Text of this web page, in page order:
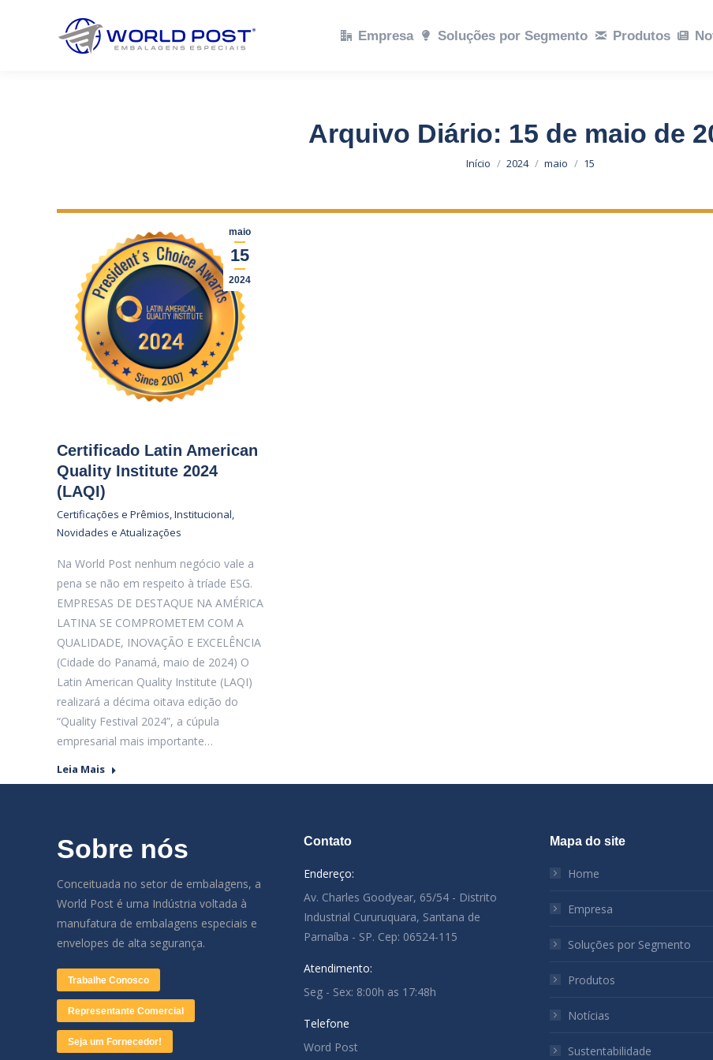
Empresa Soluções por Segmento Produtos
Arquivo Diário: 15 de maio de
Você está aqui:
Início 2024 maio 15
maio
15
2024
Certificado Latin American
Quality Institute 2024
(LAQI)
Certificações e Prêmios Institucional
Novidades e Atualizações
Na World Post nenhum negócio vale a
pena se não em respeito à tríade ESG.
EMPRESAS DE DESTAQUE NA AMÉRICA
LATINA SE COMPROMETEM COM A
QUALIDADE, INOVAÇÃO E EXCELÊNCIA
(Cidade do Panamá, maio de 2024) O
Latin American Quality Institute (LAQI)
realizará a décima oitava edição do
“Quality Festival 2024”, a cúpula
empresarial mais importante…
Leia Mais
Sobre nós
Conceituada no setor de embalagens, a
World Post é uma Indústria voltada à
manufatura de embalagens especiais e
envelopes de alta segurança.
Trabalhe Conosco
Representante Comercial
Seja um Fornecedor!
Contato
Endereço:
Av. Charles Goodyear, 65/54 - Distrito
Industrial Cururuquara, Santana de
Parnaíba - SP. Cep: 06524-115
Atendimento:
Seg - Sex: 8:00h as 17:48h
Telefone
Word Post
Mapa do site
Home
Empresa
Soluções por Segmento
Produtos
Notícias
Sustentabilidade
Empresa Soluções por Segmento Produtos Notícias